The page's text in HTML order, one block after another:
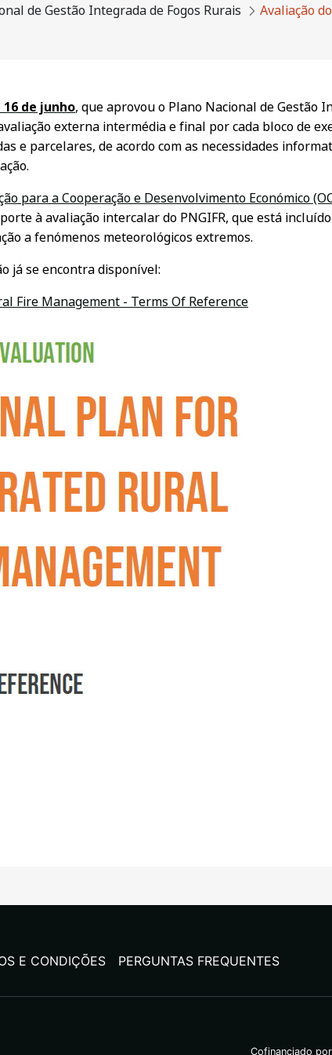
de Gestão Integrada de Fogos Rurais Avaliação
16 de junho, que aprovou o Plano Nacional de Gestão
externa intermédia e final por cada bloco de
e parcelares, de acordo com as necessidades
para a Cooperação e Desenvolvimento Económico
à avaliação intercalar do PNGIFR, que está
a fenómenos meteorológicos extremos.
já se encontra disponível:
Fire Management - Terms Of Reference
E CONDIÇÕES PERGUNTAS FREQUENTES
Cofinanciado